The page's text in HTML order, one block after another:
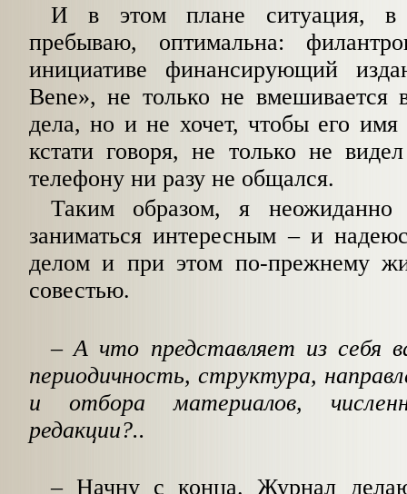
И в этом плане ситуация, в
пребываю, оптимальна:
инициативе финансирующий
Bene», не только не вмешивается
дела, но и не хочет, чтобы его
кстати говоря, не только не
телефону ни разу не общался.
Таким образом, я неожиданно
заниматься интересным – и
делом и при этом по-прежнему
совестью.
– А что представляет из себя
периодичность, структура,
и отбора материалов,
редакции?..
– Начну с конца. Журнал